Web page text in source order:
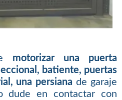
motorizar una puerta
batiente, puertas
una persiana de garaje
dude en contactar con